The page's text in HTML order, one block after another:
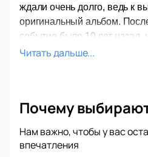
ждали очень долго, ведь к
оригинальный альбом.
событие было 10 лет назад,
успели соскучиться по
Рамштайн – один из
коллективов, который
песен на своем родном
Читать дальше...
Почему
Нам важно, чтобы у вас
впечатления